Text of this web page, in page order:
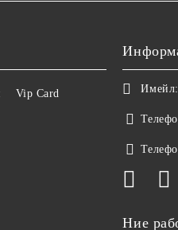
Vip Card Имейл:
Ние